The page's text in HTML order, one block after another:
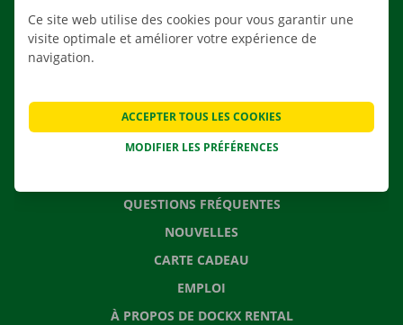
AGENCES
QUESTIONS FRÉQUENTES
NOUVELLES
CARTE CADEAU
EMPLOI
À PROPOS DE DOCKX RENTAL
Ce site web utilise des cookies pour vous garantir une
visite optimale et améliorer votre expérience de
navigation.
MODIFIER LES PRÉFÉRENCES
ACCEPTER TOUS LES COOKIES